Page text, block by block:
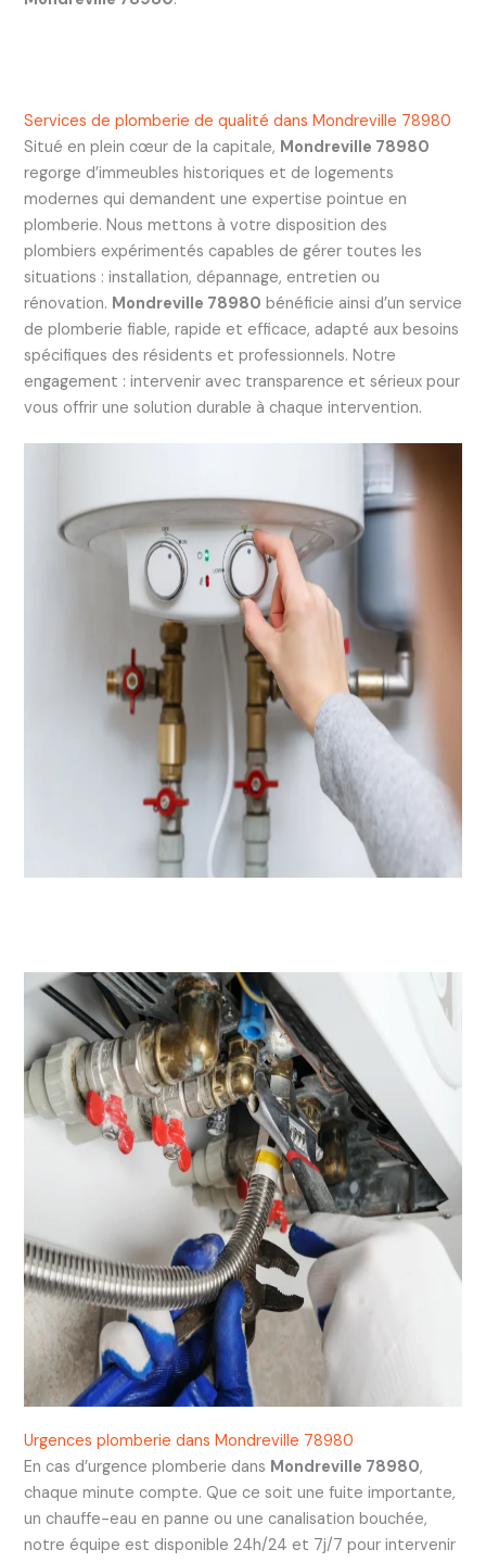
Services de plomberie de qualité dans Mondreville 78980
Situé en plein cœur de la capitale, Mondreville 78980
regorge d’immeubles historiques et de logements
modernes qui demandent une expertise pointue en
plomberie. Nous mettons à votre disposition des
plombiers expérimentés capables de gérer toutes les
situations : installation, dépannage, entretien ou
rénovation. Mondreville 78980 bénéficie ainsi d’un service
de plomberie fiable, rapide et efficace, adapté aux besoins
spécifiques des résidents et professionnels. Notre
engagement : intervenir avec transparence et sérieux pour
vous offrir une solution durable à chaque intervention.
Urgences plomberie dans Mondreville 78980
En cas d’urgence plomberie dans Mondreville 78980,
chaque minute compte. Que ce soit une fuite importante,
un chauffe-eau en panne ou une canalisation bouchée,
notre équipe est disponible 24h/24 et 7j/7 pour intervenir